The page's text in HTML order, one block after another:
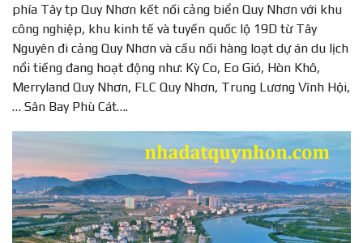
phía Tây tp Quy Nhơn kết nối cảng biển Quy Nhơn với khu
công nghiệp, khu kinh tế và tuyến quốc lộ 19D từ Tây
Nguyên đi cảng Quy Nhơn và cầu nối hàng loạt dự án du lịch
nổi tiếng đang hoạt động như: Kỳ Co, Eo Gió, Hòn Khô,
Merryland Quy Nhơn, FLC Quy Nhơn, Trung Lương Vĩnh Hội,
… Sân Bay Phù Cát….